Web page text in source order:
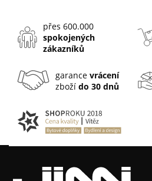
přes 600.000
spokojených
zákazníků
garancevrácení
zbožído 30 dnů